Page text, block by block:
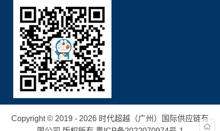
Copyright © 2019 - 2026 时代超越（广州）国际供应链有